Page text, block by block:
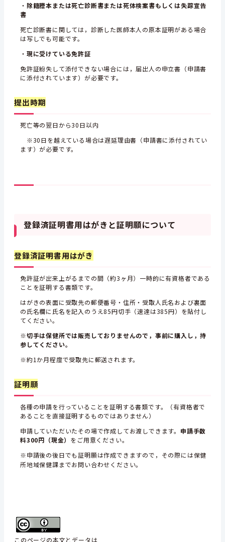
・ 除籍謄本または死亡診断書または死体検案書もしくは失踪宣告
書
死亡診断書に関しては，診断した医師本人の原本証明がある場合
は写しでも可能です。
・ 現に受けている免許証
免許証紛失して添付できない場合には，届出人の申立書（申請書
に添付されています）が必要です。
提出時期
死亡等の翌日から30日以内
※30日を越えている場合は遅延理由書（申請書に添付されてい
ます）が必要です。
登録済証明書用はがきと証明願について
登録済証明書用はがき
免許証が出来上がるまでの間（約3ヶ月）一時的に有資格者である
ことを証明する書類です。
はがきの表面に受取先の郵便番号・住所・受取人氏名および裏面
の氏名欄に氏名を記入のうえ85円切手（速達は385円）を貼付し
てください。
※切手は保健所では販売しておりませんので，事前に購入し，持
参してください。
※約1か月程度で受取先に郵送されます。
証明願
各種の申請を行っていることを証明する書類です。（有資格者で
あることを直接証明するものではありません）
申請していただいたその場で作成してお渡しできます。 申請手数
料300円（現金） をご用意ください。
※申請後の後日でも証明願は作成できますので，その際には保健
所地域保健課までお問い合わせください。
このページの本文とデータは